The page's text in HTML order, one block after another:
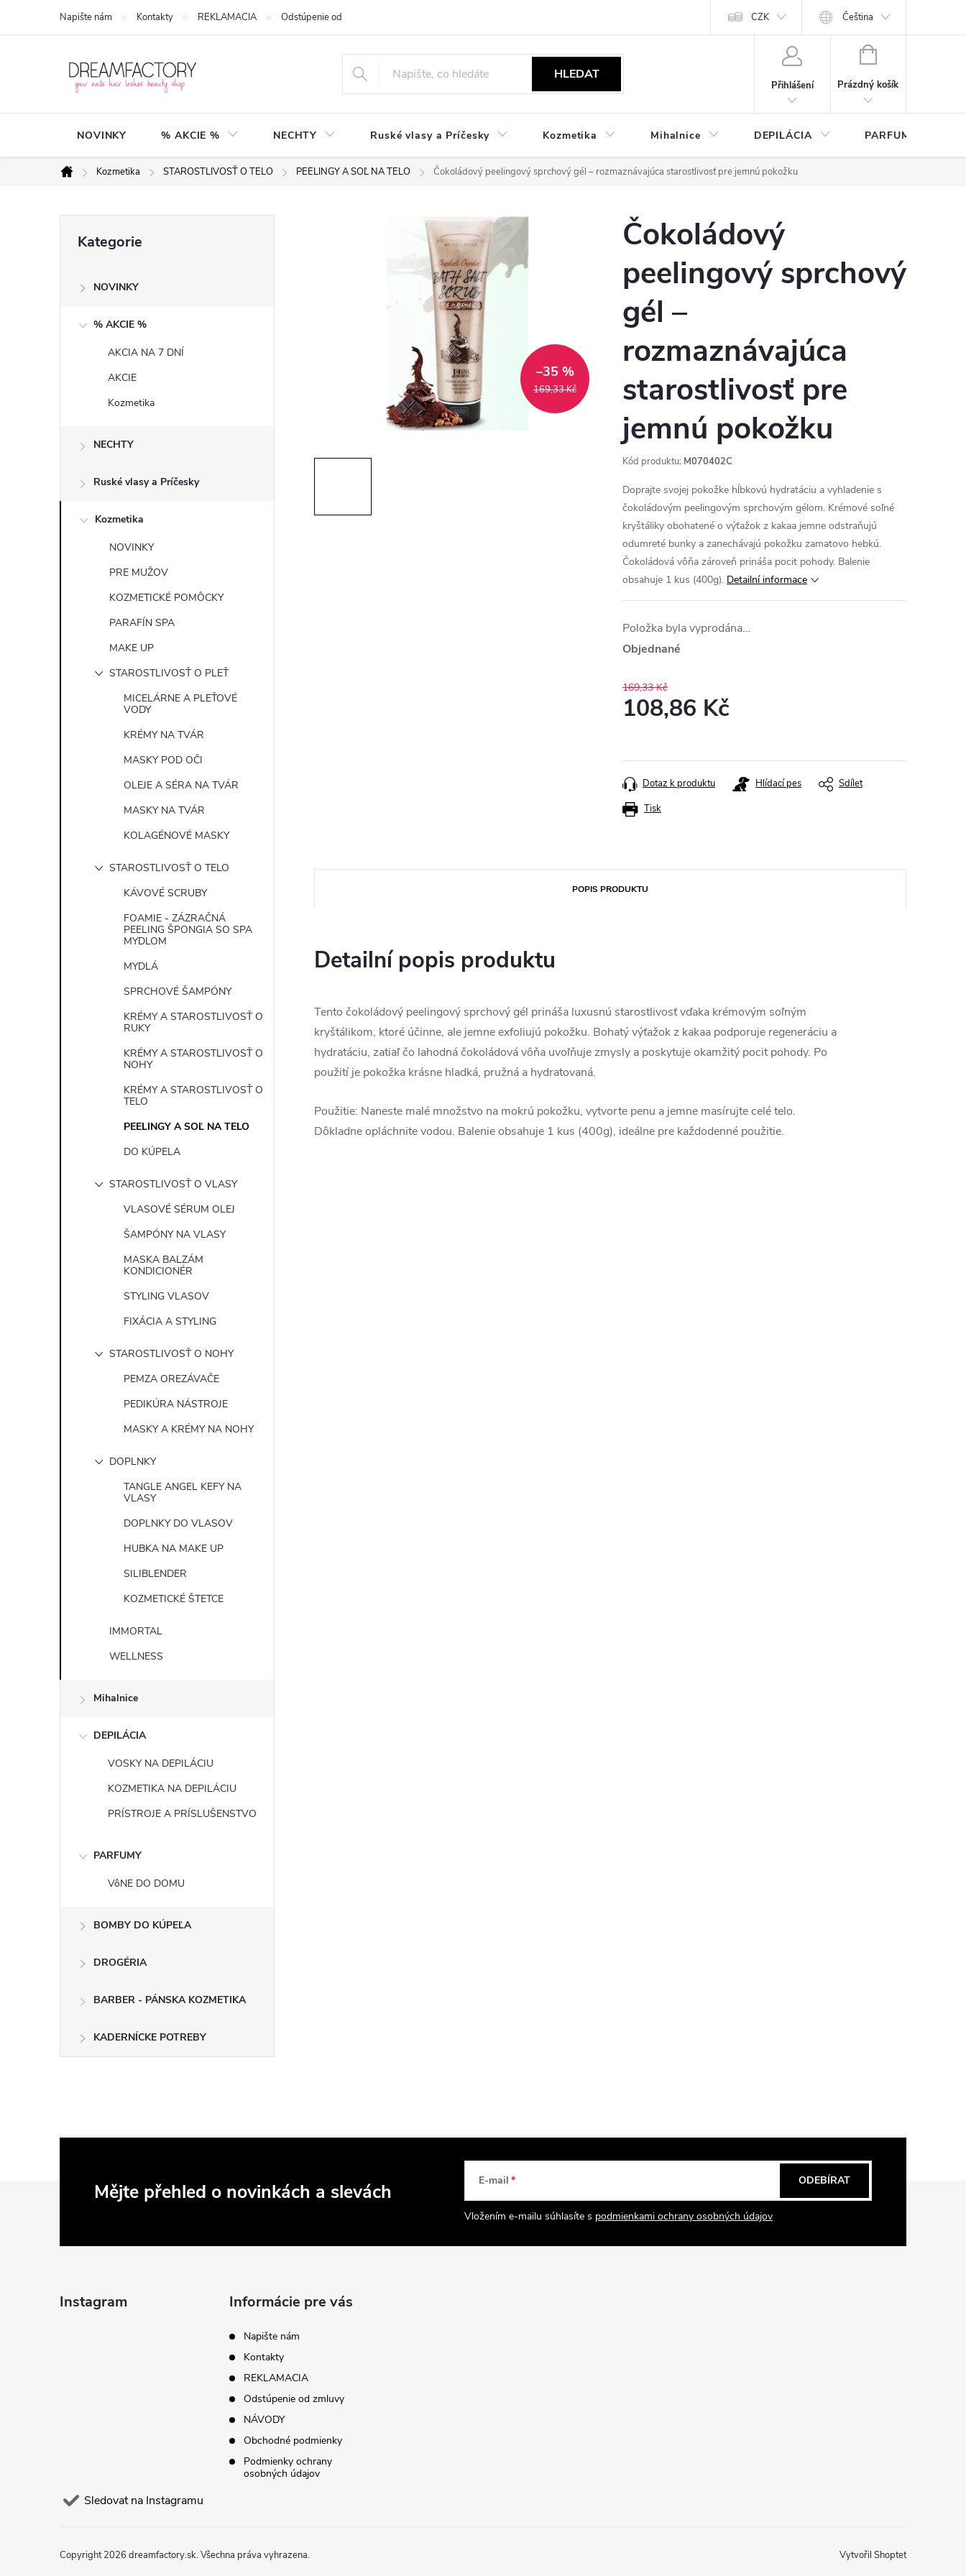
Napište nám Kontakty REKLAMACIA Odstúpenie od zmluvy Podmienky ochrany osobných údajov CZK Čeština
HLEDAT
Přihlášení
NÁKUPNÍ
Prázdný košík
NOVINKY % AKCIE % NECHTY Ruské vlasy a Príčesky Kozmetika Mihalnice DEPILÁCIA PARFUMY
Domů
Kozmetika STAROSTLIVOSŤ O TELO PEELINGY A SOĽ NA TELO Čokoládový peelingový sprchový gél – rozmaznávajúca starostlivosť pre jemnú pokožku
kategorie
Kategorie
NOVINKY
% AKCIE %
AKCIA NA 7 DNÍ
AKCIE
Kozmetika
NECHTY
Ruské vlasy a Príčesky
Kozmetika
NOVINKY
PRE MUŽOV
KOZMETICKÉ POMÔCKY
PARAFÍN SPA
MAKE UP
STAROSTLIVOSŤ O PLEŤ
MICELÁRNE A PLEŤOVÉ
VODY
KRÉMY NA TVÁR
MASKY POD OČI
OLEJE A SÉRA NA TVÁR
MASKY NA TVÁR
KOLAGÉNOVÉ MASKY
STAROSTLIVOSŤ O TELO
KÁVOVÉ SCRUBY
FOAMIE - ZÁZRAČNÁ
PEELING ŠPONGIA SO SPA
MYDLOM
MYDLÁ
SPRCHOVÉ ŠAMPÓNY
KRÉMY A STAROSTLIVOSŤ O
RUKY
KRÉMY A STAROSTLIVOSŤ O
NOHY
KRÉMY A STAROSTLIVOSŤ O
TELO
PEELINGY A SOĽ NA TELO
DO KÚPELA
STAROSTLIVOSŤ O VLASY
VLASOVÉ SÉRUM OLEJ
ŠAMPÓNY NA VLASY
MASKA BALZÁM
KONDICIONÉR
STYLING VLASOV
FIXÁCIA A STYLING
STAROSTLIVOSŤ O NOHY
PEMZA OREZÁVAČE
PEDIKÚRA NÁSTROJE
MASKY A KRÉMY NA NOHY
DOPLNKY
TANGLE ANGEL KEFY NA
VLASY
DOPLNKY DO VLASOV
HUBKA NA MAKE UP
SILIBLENDER
KOZMETICKÉ ŠTETCE
IMMORTAL
WELLNESS
Mihalnice
DEPILÁCIA
VOSKY NA DEPILÁCIU
KOZMETIKA NA DEPILÁCIU
PRÍSTROJE A PRÍSLUŠENSTVO
PARFUMY
VôNE DO DOMU
BOMBY DO KÚPEĽA
DROGÉRIA
BARBER - PÁNSKA KOZMETIKA
KADERNÍCKE POTREBY
169,33 Kč
–35 %
Čokoládový
peelingový sprchový
gél –
rozmaznávajúca
starostlivosť pre
jemnú pokožku
Kód produktu: M070402C
Doprajte svojej pokožke hĺbkovú hydratáciu a vyhladenie s
čokoládovým peelingovým sprchovým gélom. Krémové soľné
kryštáliky obohatené o výťažok z kakaa jemne odstraňujú
odumreté bunky a zanechávajú pokožku zamatovo hebkú.
Čokoládová vôňa zároveň prináša pocit pohody. Balenie
obsahuje 1 kus (400g). Detailní informace
Položka byla vyprodána…
Objednané
169,33 Kč
108,86 Kč
Tisk
Dotaz k produktu Hlídací pes Sdílet
POPIS PRODUKTU
Detailní popis produktu
Tento čokoládový peelingový sprchový gél prináša luxusnú starostlivosť vďaka krémovým soľným
kryštálikom, ktoré účinne, ale jemne exfoliujú pokožku. Bohatý výťažok z kakaa podporuje regeneráciu a
hydratáciu, zatiaľ čo lahodná čokoládová vôňa uvoľňuje zmysly a poskytuje okamžitý pocit pohody. Po
použití je pokožka krásne hladká, pružná a hydratovaná.
Použitie: Naneste malé množstvo na mokrú pokožku, vytvorte penu a jemne masírujte celé telo.
Dôkladne opláchnite vodou. Balenie obsahuje 1 kus (400g), ideálne pre každodenné použitie.
Mějte přehled o novinkách a slevách E-mail
Vložením e-mailu súhlasíte s podmienkami ochrany osobných údajov
ODEBÍRAT
Instagram
Sledovat na Instagramu
Informácie pre vás
Napište nám
Kontakty
REKLAMACIA
Odstúpenie od zmluvy
NÁVODY
Obchodné podmienky
Podmienky ochrany
osobných údajov
Vytvořil Shoptet
Copyright 2026 dreamfactory.sk. Všechna práva vyhrazena.